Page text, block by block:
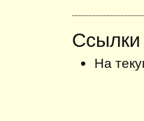
Ссылки
На